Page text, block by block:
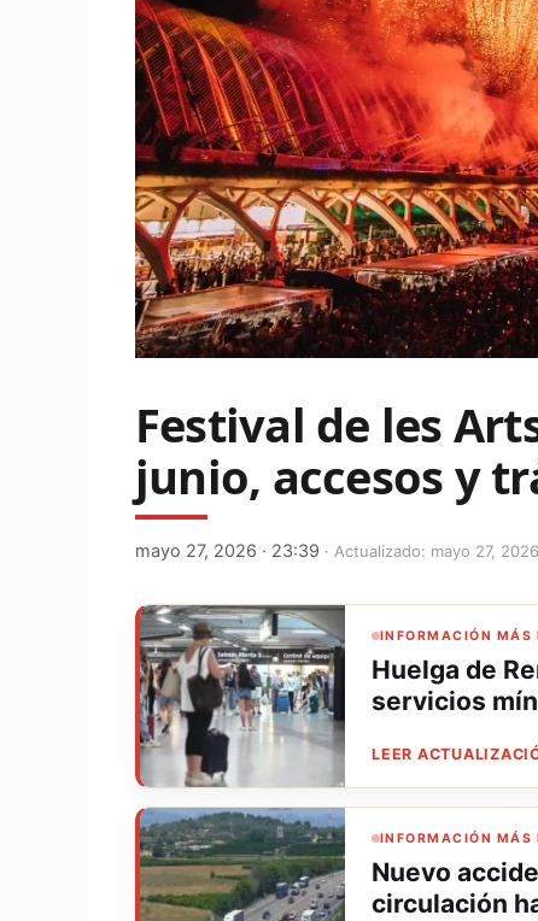
Festival de les
junio, accesos y
mayo 27, 2026 · 23:39 · Actualizado: mayo 27,
INFORMACIÓN MÁS
Huelga de
servicios
LEER
INFORMACIÓN MÁS
Nuevo
circulación